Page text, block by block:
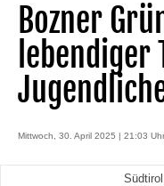
Bozner
Mittwoch, 30. April 2025 | 21:03 Uhr